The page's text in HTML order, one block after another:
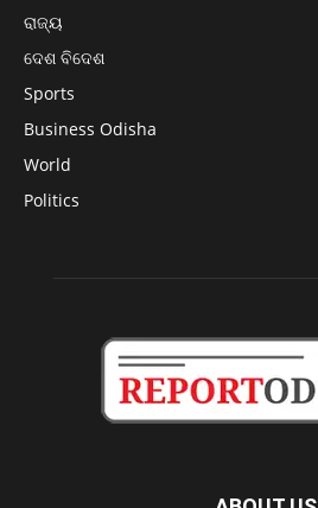
ରାଜ୍ୟ
ଦେଶ ବିଦେଶ
Sports
Business Odisha
World
Politics